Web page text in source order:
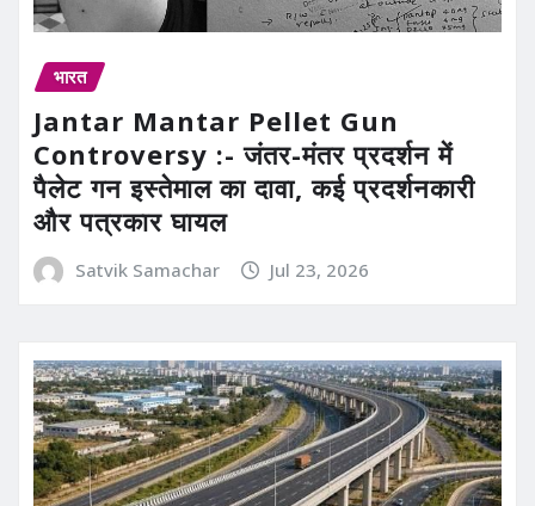
भारत
Jantar Mantar Pellet Gun
Controversy :- जंतर-मंतर प्रदर्शन में
पैलेट गन इस्तेमाल का दावा, कई प्रदर्शनकारी
और पत्रकार घायल
Satvik Samachar Jul 23, 2026